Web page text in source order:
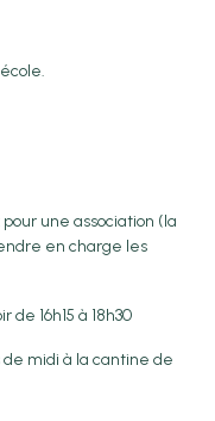
une association (la
en charge les
16h15 à 18h30
midi à la cantine de